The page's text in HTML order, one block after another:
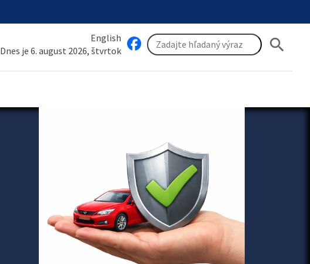
English
Dnes je 6. august 2026, štvrtok
search